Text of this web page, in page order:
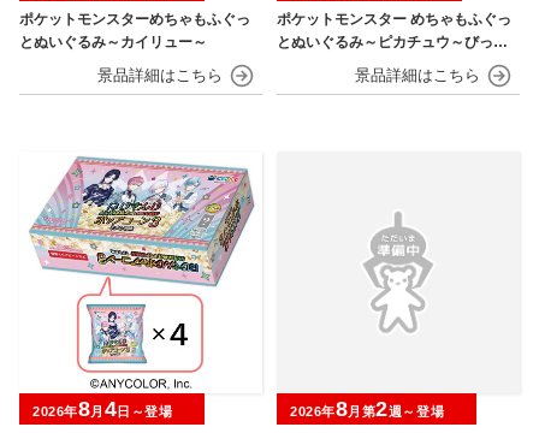
ポケットモンスターめちゃもふぐっ
とぬいぐるみ～カイリュー～
ポケットモンスター めちゃもふぐっ
とぬいぐるみ～ピカチュウ～びっく
2026年8月 4 日～登場 2026年8月第2週～登場